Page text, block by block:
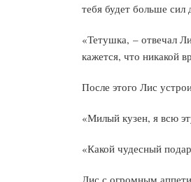
тебя будет больше
«Тетушка, – отвечал
кажется, что никакой
После этого Лис
«Милый кузен, я всю
«Какой чудесный
Лис с огромным